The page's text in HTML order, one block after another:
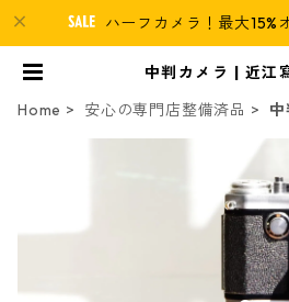
ハーフカメラ！最大15%
中判カメラ | 近江
Home
安心の専門店整備済品 中